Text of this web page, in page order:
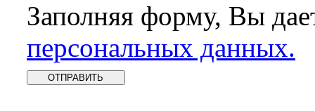
Заполняя форму, Вы
персональных данных.